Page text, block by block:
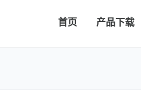
首页 产品下载